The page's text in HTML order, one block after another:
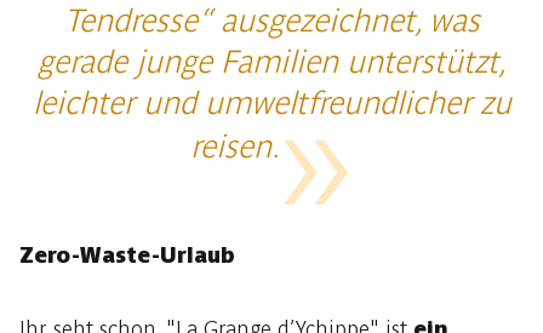
Tendresse“ ausgezeichnet, was
gerade junge Familien unterstützt,
leichter und umweltfreundlicher zu
reisen.
Zero-Waste-Urlaub